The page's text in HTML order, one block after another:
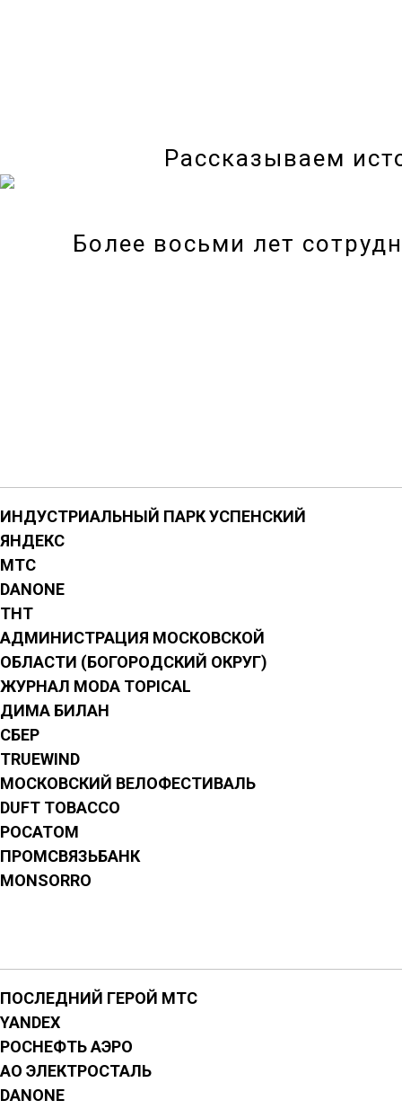
Рассказываем
Более восьми лет
ИНДУСТРИАЛЬНЫЙ ПАРК УСПЕНСКИЙ
ЯНДЕКС
МТС
DANONE
ТНТ
АДМИНИСТРАЦИЯ МОСКОВСКОЙ
ОБЛАСТИ (БОГОРОДСКИЙ ОКРУГ)
ЖУРНАЛ MODA TOPICAL
ДИМА БИЛАН
СБЕР
TRUEWIND
МОСКОВСКИЙ ВЕЛОФЕСТИВАЛЬ
DUFT TOBACCO
РОСАТОМ
ПРОМСВЯЗЬБАНК
MONSORRO
ПОСЛЕДНИЙ ГЕРОЙ МТС
YANDEX
РОСНЕФТЬ АЭРО
АО ЭЛЕКТРОСТАЛЬ
DANONE